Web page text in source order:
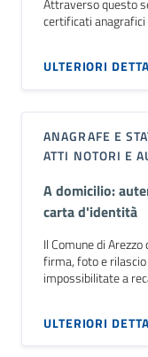
Attraverso questo
certificati
ULTERIORI
ANAGRAFE E
ATTI NOTORI E
A domicilio:
carta d'identità
Il Comune di
firma, foto e
impossibilitate a
ULTERIORI